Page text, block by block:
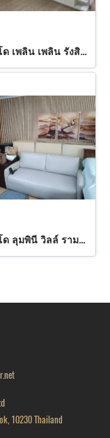
ขายคอนโด เพลิน เพลิน รังสิต-ฟิวเจอร์พาร์ค ชั้น 6 33.39 ตร.ม. ใกล้ดอนเมือง
ขายคอนโด ลุมพินี วิลล์ รามคำแหง 26 (Lumpini Ville Ramkamhaeng 26) 28.37 ตร.ม. ชั้น 1 เฟอร์ครบ พร้อมอยู่ ใกล้ ARL หัวหมาก
10230 Thailand